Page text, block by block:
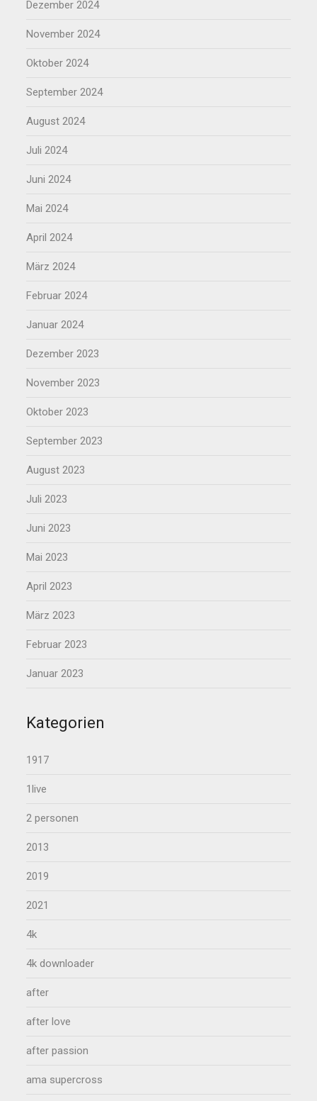
Dezember 2024
November 2024
Oktober 2024
September 2024
August 2024
Juli 2024
Juni 2024
Mai 2024
April 2024
März 2024
Februar 2024
Januar 2024
Dezember 2023
November 2023
Oktober 2023
September 2023
August 2023
Juli 2023
Juni 2023
Mai 2023
April 2023
März 2023
Februar 2023
Januar 2023
Kategorien
1917
1live
2 personen
2013
2019
2021
4k
4k downloader
after
after love
after passion
ama supercross